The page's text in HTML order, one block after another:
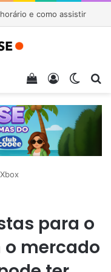
e como assistir
Entrar
Veja seu
Xbox
para o
o mercado